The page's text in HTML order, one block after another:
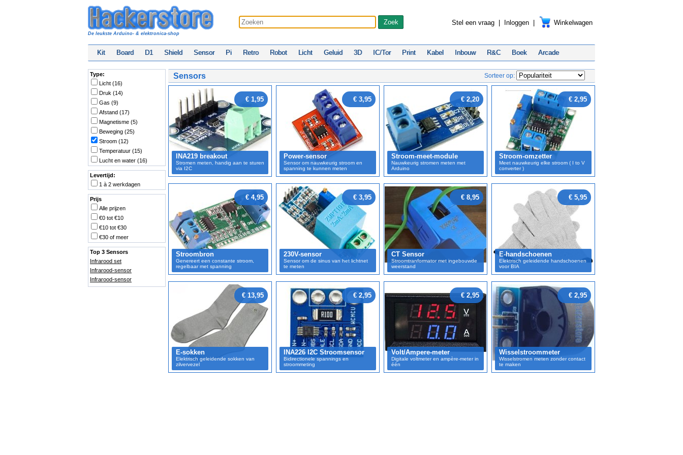
De leukste Arduino- & elektronica-shop
Stel een vraag Inloggen Winkelwagen
Kit Board D1 Shield Sensor Pi Retro Robot Licht Geluid 3D IC/Tor Print Kabel Inbouw R&C Boek Arcade
Type:
Licht (16)
Druk (14)
Gas (9)
Afstand (17)
Magnetisme (5)
Beweging (25)
Stroom (12)
Temperatuur (15)
Lucht en water (16)
Levertijd:
1 à 2 werkdagen
Prijs
Alle prijzen
€0 tot €10
€10 tot €30
€30 of meer
Top 3 Sensors
Infrarood set
Infrarood-sensor
Infrarood-sensor
Sensors Sorteer op:
€ 1,95
INA219 breakout
Stromen meten, handig aan te sturen
via I2C
€ 3,95
Power-sensor
Sensor om nauwkeurig stroom en
spanning te kunnen meten
€ 2,20
Stroom-meet-module
Nauwkeurig stromen meten met
Arduino
€ 2,95
Stroom-omzetter
Meet nauwkeurig elke stroom ( I to V
converter )
€ 4,95
Stroombron
Genereert een constante stroom,
regelbaar met spanning
€ 3,95
230V-sensor
Sensor om de sinus van het lichtnet
te meten
€ 8,95
CT Sensor
Stroomtranformator met ingebouwde
weerstand
€ 5,95
E-handschoenen
Elektrisch geleidende handschoenen
voor BIA
€ 13,95
E-sokken
Elektrisch geleidende sokken van
zilvervezel
€ 2,95
INA226 I2C Stroomsensor
Bidirectionele spannings en
stroommeting
€ 2,95
Volt/Ampere-meter
Digitale voltmeter en ampère-meter in
één
€ 2,95
Wisselstroommeter
Wisselstromen meten zonder contact
te maken